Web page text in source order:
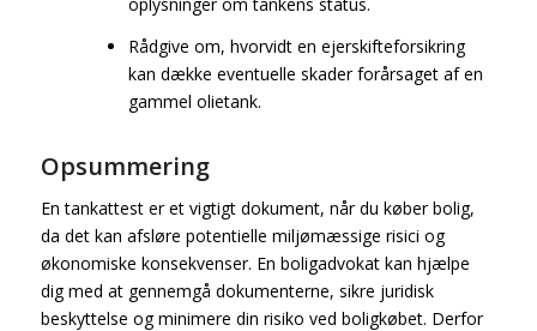
oplysninger om tankens status.
Rådgive om, hvorvidt en ejerskifteforsikring
kan dække eventuelle skader forårsaget af en
gammel olietank.
Opsummering
En tankattest er et vigtigt dokument, når du køber bolig,
da det kan afsløre potentielle miljømæssige risici og
økonomiske konsekvenser. En boligadvokat kan hjælpe
dig med at gennemgå dokumenterne, sikre juridisk
beskyttelse og minimere din risiko ved boligkøbet. Derfor